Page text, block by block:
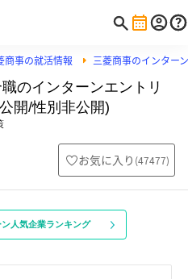
商事の就活情報 三菱商事のインター
のインターンエントリ
開/性別非公開)
お気に入り (47477)
人気企業ランキング